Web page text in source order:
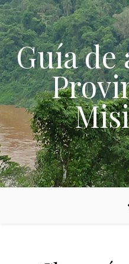
Skip to content
Guía de